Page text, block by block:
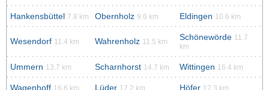
Hankensbüttel 7.8 km Obernholz 9.6 km Eldingen 10.6 km
Wesendorf 11.4 km Wahrenholz 11.5 km Schönewörde 11.7
km
Ummern 13.7 km Scharnhorst 14.7 km Wittingen 16.4 km
Wagenhoff 16.6 km Lüder 17.2 km Höfer 17.3 km